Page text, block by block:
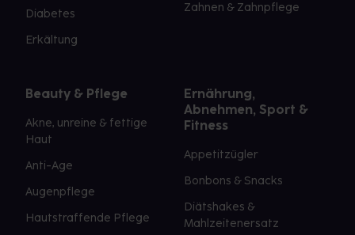
Diabetes
Erkältung
Zahnen & Zahnpflege
Beauty & Pflege
Akne, unreine & fettige
Haut
Anti-Age
Augenpflege
Hautstraffende Pflege
Ernährung,
Abnehmen, Sport &
Fitness
Appetitzügler
Bonbons & Snacks
Diätshakes &
Mahlzeitenersatz